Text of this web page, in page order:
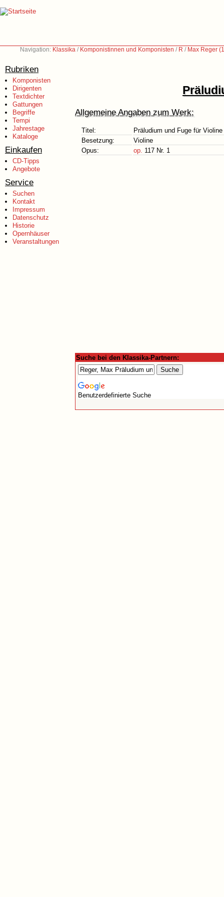
Navigation: Klassika / Komponistinnen und Komponisten / R / Max Reger
Rubriken
Komponisten
Dirigenten
Textdichter
Gattungen
Begriffe
Tempi
Jahrestage
Kataloge
Einkaufen
CD-Tipps
Angebote
Service
Suchen
Kontakt
Impressum
Datenschutz
Historie
Opernhäuser
Veranstaltungen
Allgemeine Angaben zum Werk:
Titel:
Präludium und Fuge für
Besetzung:
Violine
Opus:
op. 117 Nr. 1
Suche bei den Klassika-Partnern:
Benutzerdefinierte Suche